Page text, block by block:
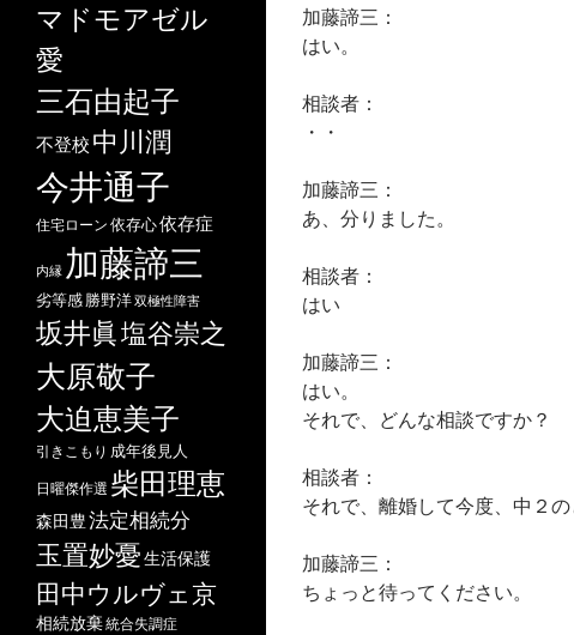
加藤諦三：
はい。
相談者：
・・
加藤諦三：
あ、分りました。
相談者：
はい
加藤諦三：
はい。
それで、どんな相談ですか？
相談者：
それで、離婚して今度、中２の
加藤諦三：
ちょっと待ってください。
マドモアゼル
愛
三石由起子
不登校 中川潤
今井通子
住宅ローン 依存心依存症
内縁 加藤諦三
劣等感勝野洋双極性障害
坂井眞塩谷崇之
大原敬子
大迫恵美子
引きこもり 成年後見人
日曜傑作選 柴田理恵
森田豊法定相続分
玉置妙憂生活保護
田中ウルヴェ京
相続放棄統合失調症